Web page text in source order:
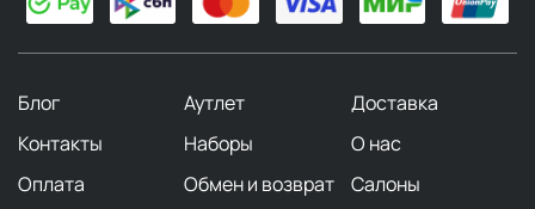
Блог Аутлет
Доставка
Контакты
Наборы
О нас
Оплата
Обмен и возврат
Салоны